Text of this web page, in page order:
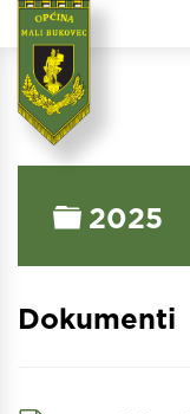
Folder
2025
Dokumenti